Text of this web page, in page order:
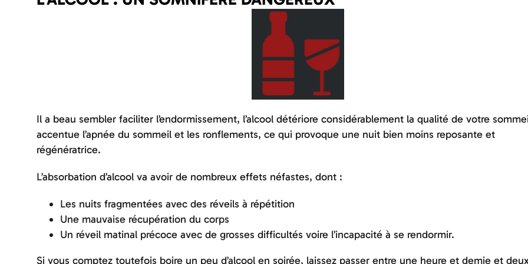
Il a beau sembler faciliter l’endormissement, l’alcool détériore considérablement la qualité de votre
accentue l’apnée du sommeil et les ronflements, ce qui provoque une nuit bien moins reposante et
régénératrice.
L’absorbation d’alcool va avoir de nombreux effets néfastes, dont :
Les nuits fragmentées avec des réveils à répétition
Une mauvaise récupération du corps
Un réveil matinal précoce avec de grosses difficultés voire l’incapacité à se rendormir.
Si vous comptez toutefois boire un peu d’alcool en soirée, laissez passer entre une heure et demie et